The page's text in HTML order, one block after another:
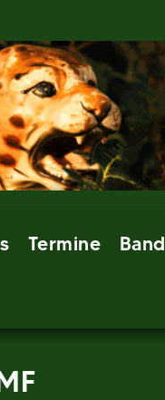
Termine Band